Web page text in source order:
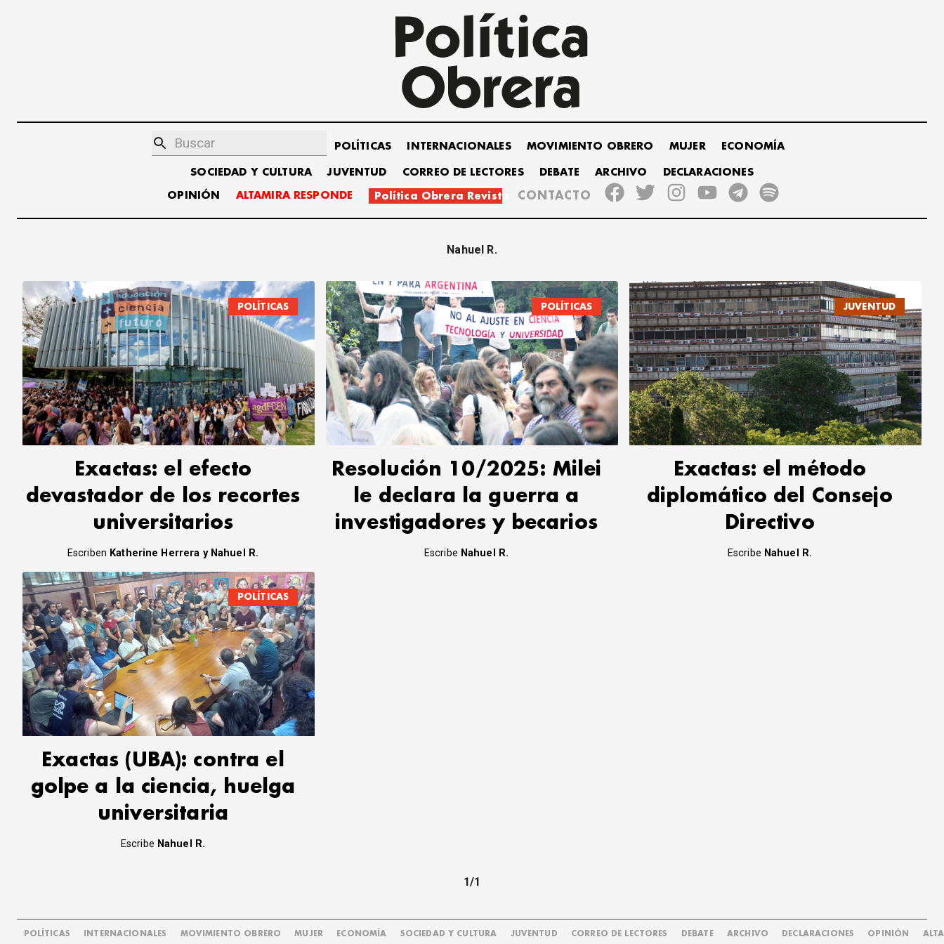
POLÍTICAS INTERNACIONALES MOVIMIENTO OBRERO MUJER ECONOMÍA
SOCIEDAD Y CULTURA JUVENTUD CORREO DE LECTORES DEBATE ARCHIVO DECLARACIONES
OPINIÓN ALTAMIRA RESPONDE Política Obrera Revista CONTACTO
Nahuel R.
POLÍTICAS
Exactas: el efecto
devastador de los recortes
universitarios
Escriben Katherine Herrera y Nahuel R.
POLÍTICAS
Resolución 10/2025: Milei
le declara la guerra a
investigadores y becarios
Escribe Nahuel R.
JUVENTUD
Exactas: el método
diplomático del Consejo
Directivo
Escribe Nahuel R.
POLÍTICAS
Exactas (UBA): contra el
golpe a la ciencia, huelga
universitaria
Escribe Nahuel R.
1/1
POLÍTICAS INTERNACIONALES MOVIMIENTO OBRERO MUJER ECONOMÍA SOCIEDAD Y CULTURA JUVENTUD CORREO DE LECTORES DEBATE ARCHIVO DECLARACIONES OPINIÓN